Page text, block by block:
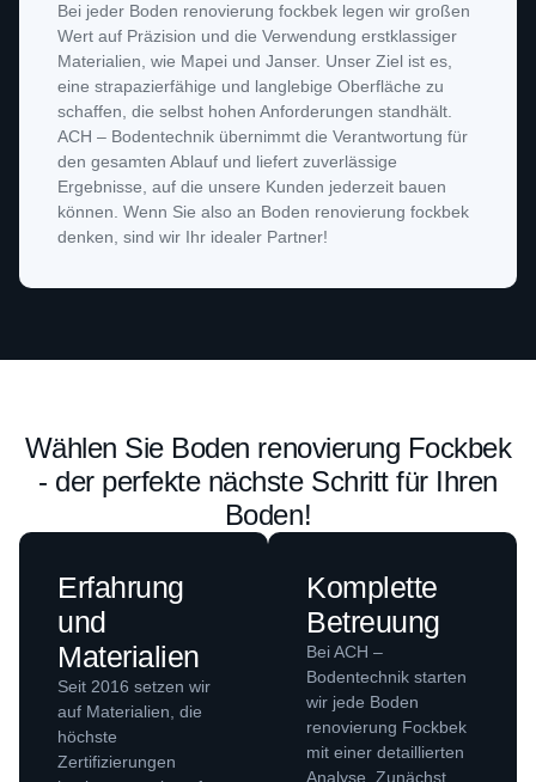
Bei jeder Boden renovierung fockbek legen wir großen
Wert auf Präzision und die Verwendung erstklassiger
Materialien, wie Mapei und Janser. Unser Ziel ist es,
eine strapazierfähige und langlebige Oberfläche zu
schaffen, die selbst hohen Anforderungen standhält.
ACH – Bodentechnik übernimmt die Verantwortung für
den gesamten Ablauf und liefert zuverlässige
Ergebnisse, auf die unsere Kunden jederzeit bauen
können. Wenn Sie also an Boden renovierung fockbek
denken, sind wir Ihr idealer Partner!
Wählen Sie Boden renovierung Fockbek
- der perfekte nächste Schritt für Ihren
Boden!
Komplette
Betreuung
Bei ACH –
Bodentechnik starten
wir jede Boden
renovierung Fockbek
mit einer detaillierten
Analyse. Zunächst
Erfahrung
und
Materialien
Seit 2016 setzen wir
auf Materialien, die
höchste
Zertifizierungen